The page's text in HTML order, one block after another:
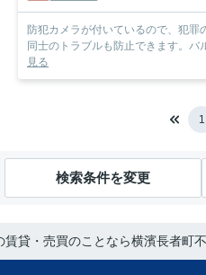
防犯カメラが付いているので、犯
同士のトラブルも防止できます。バ
見る
1
検索条件を変更
賃貸・売買のことなら横濱長者町